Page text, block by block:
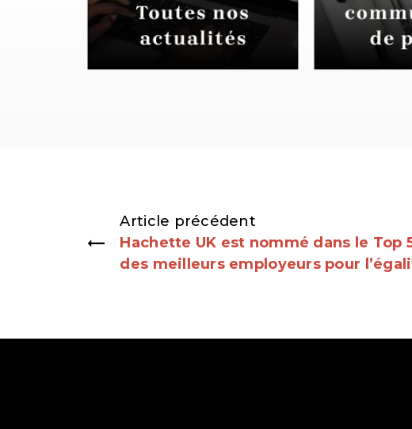
Article précédent
Hachette UK est nommé dans le Top
des meilleurs employeurs pour